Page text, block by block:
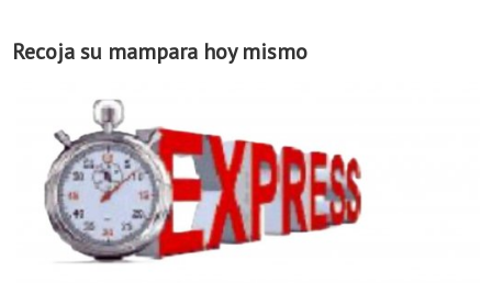
Recoja su mampara hoy mismo